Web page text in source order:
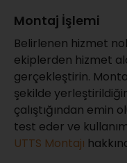
Montaj İşlemi
Belirlenen hizmet
ekiplerden hizmet
gerçekleştirin.
şekilde
çalıştığından emin
test eder ve
UTTS Montajı